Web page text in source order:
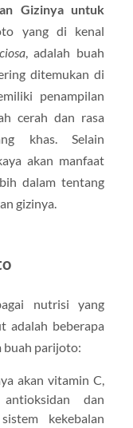
Gizinya untuk
yang di kenal
, adalah buah
ditemukan di
penampilan
cerah dan rasa
khas. Selain
akan manfaat
dalam tentang
gizinya.
nutrisi yang
adalah beberapa
buah parijoto:
akan vitamin C,
dan
kekebalan